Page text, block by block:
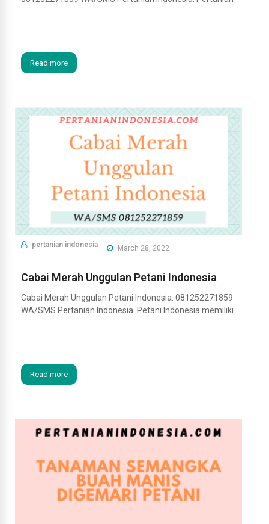
Read more
pertanian indonesia March 28, 2022
Cabai Merah Unggulan Petani Indonesia
Cabai Merah Unggulan Petani Indonesia. 081252271859
WA/SMS Pertanian Indonesia. Petani Indonesia memiliki
Read more